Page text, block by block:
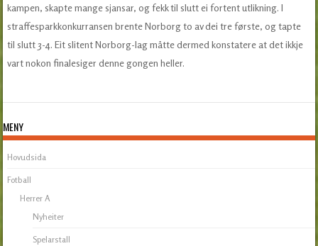
kampen, skapte mange sjansar, og fekk til slutt ei fortent utlikning. I
straffesparkkonkurransen brente Norborg to av dei tre første, og tapte
til slutt 3-4. Eit slitent Norborg-lag måtte dermed konstatere at det ikkje
vart nokon finalesiger denne gongen heller.
MENY
Hovudsida
Fotball
Herrer A
Nyheiter
Spelarstall